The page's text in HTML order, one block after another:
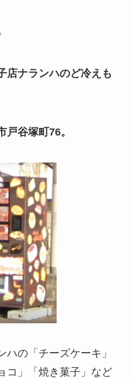
店ナランハのど冷えも
谷塚町76。
の「チーズケーキ」
コ」「焼き菓子」など